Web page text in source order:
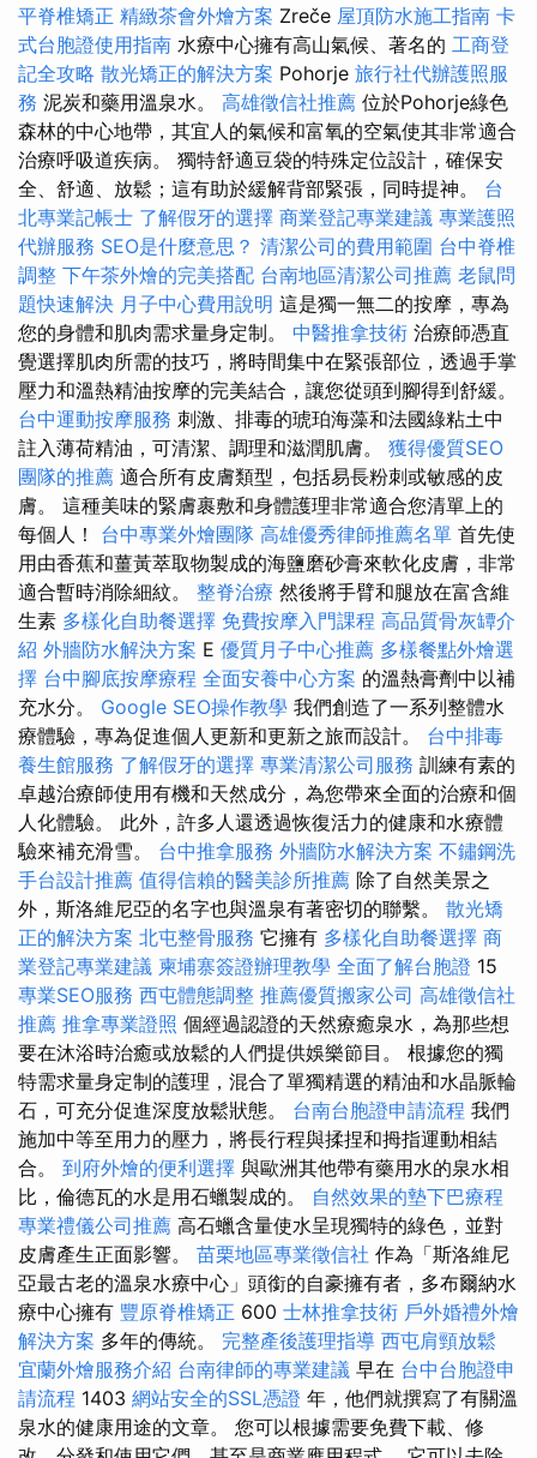
平脊椎矯正 精緻茶會外燴方案 Zreče 屋頂防水施工指南 卡
式台胞證使用指南 水療中心擁有高山氣候、著名的 工商登
記全攻略 散光矯正的解決方案 Pohorje 旅行社代辦護照服
務 泥炭和藥用溫泉水。 高雄徵信社推薦 位於Pohorje綠色
森林的中心地帶，其宜人的氣候和富氧的空氣使其非常適合
治療呼吸道疾病。 獨特舒適豆袋的特殊定位設計，確保安
全、舒適、放鬆；這有助於緩解背部緊張，同時提神。 台
北專業記帳士 了解假牙的選擇 商業登記專業建議 專業護照
代辦服務 SEO是什麼意思？ 清潔公司的費用範圍 台中脊椎
調整 下午茶外燴的完美搭配 台南地區清潔公司推薦 老鼠問
題快速解決 月子中心費用說明 這是獨一無二的按摩，專為
您的身體和肌肉需求量身定制。 中醫推拿技術 治療師憑直
覺選擇肌肉所需的技巧，將時間集中在緊張部位，透過手掌
壓力和溫熱精油按摩的完美結合，讓您從頭到腳得到舒緩。
台中運動按摩服務 刺激、排毒的琥珀海藻和法國綠粘土中
註入薄荷精油，可清潔、調理和滋潤肌膚。 獲得優質SEO
團隊的推薦 適合所有皮膚類型，包括易長粉刺或敏感的皮
膚。 這種美味的緊膚裹敷和身體護理非常適合您清單上的
每個人！ 台中專業外燴團隊 高雄優秀律師推薦名單 首先使
用由香蕉和薑黃萃取物製成的海鹽磨砂膏來軟化皮膚，非常
適合暫時消除細紋。 整脊治療 然後將手臂和腿放在富含維
生素 多樣化自助餐選擇 免費按摩入門課程 高品質骨灰罈介
紹 外牆防水解決方案 E 優質月子中心推薦 多樣餐點外燴選
擇 台中腳底按摩療程 全面安養中心方案 的溫熱膏劑中以補
充水分。 Google SEO操作教學 我們創造了一系列整體水
療體驗，專為促進個人更新和更新之旅而設計。 台中排毒
養生館服務 了解假牙的選擇 專業清潔公司服務 訓練有素的
卓越治療師使用有機和天然成分，為您帶來全面的治療和個
人化體驗。 此外，許多人還透過恢復活力的健康和水療體
驗來補充滑雪。 台中推拿服務 外牆防水解決方案 不鏽鋼洗
手台設計推薦 值得信賴的醫美診所推薦 除了自然美景之
外，斯洛維尼亞的名字也與溫泉有著密切的聯繫。 散光矯
正的解決方案 北屯整骨服務 它擁有 多樣化自助餐選擇 商
業登記專業建議 柬埔寨簽證辦理教學 全面了解台胞證 15
專業SEO服務 西屯體態調整 推薦優質搬家公司 高雄徵信社
推薦 推拿專業證照 個經過認證的天然療癒泉水，為那些想
要在沐浴時治癒或放鬆的人們提供娛樂節目。 根據您的獨
特需求量身定制的護理，混合了單獨精選的精油和水晶脈輪
石，可充分促進深度放鬆狀態。 台南台胞證申請流程 我們
施加中等至用力的壓力，將長行程與揉捏和拇指運動相結
合。 到府外燴的便利選擇 與歐洲其他帶有藥用水的泉水相
比，倫德瓦的水是用石蠟製成的。 自然效果的墊下巴療程
專業禮儀公司推薦 高石蠟含量使水呈現獨特的綠色，並對
皮膚產生正面影響。 苗栗地區專業徵信社 作為「斯洛維尼
亞最古老的溫泉水療中心」頭銜的自豪擁有者，多布爾納水
療中心擁有 豐原脊椎矯正 600 士林推拿技術 戶外婚禮外燴
解決方案 多年的傳統。 完整產後護理指導 西屯肩頸放鬆
宜蘭外燴服務介紹 台南律師的專業建議 早在 台中台胞證申
請流程 1403 網站安全的SSL憑證 年，他們就撰寫了有關溫
泉水的健康用途的文章。 您可以根據需要免費下載、修